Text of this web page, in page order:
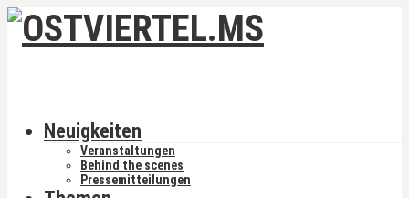
Neuigkeiten
Veranstaltungen
Behind the scenes
Pressemitteilungen